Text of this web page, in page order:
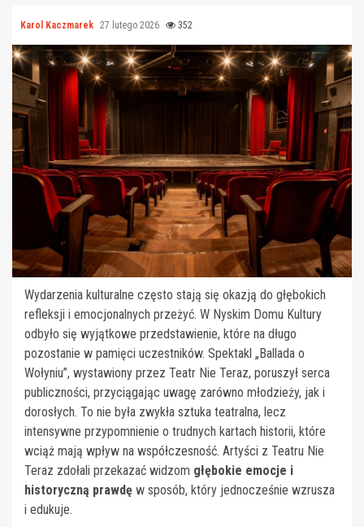
Karol Kaczmarek 27 lutego 2026 352
Wydarzenia kulturalne często stają się okazją do głębokich
refleksji i emocjonalnych przeżyć. W Nyskim Domu Kultury
odbyło się wyjątkowe przedstawienie, które na długo
pozostanie w pamięci uczestników. Spektakl „Ballada o
Wołyniu”, wystawiony przez Teatr Nie Teraz, poruszył serca
publiczności, przyciągając uwagę zarówno młodzieży, jak i
dorosłych. To nie była zwykła sztuka teatralna, lecz
intensywne przypomnienie o trudnych kartach historii, które
wciąż mają wpływ na współczesność. Artyści z Teatru Nie
Teraz zdołali przekazać widzom głębokie emocje i
historyczną prawdę w sposób, który jednocześnie wzrusza
i edukuje.